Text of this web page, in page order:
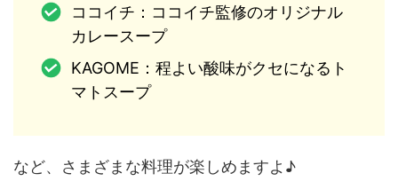
ココイチ：ココイチ監修のオリジナル
カレースープ
KAGOME：程よい酸味がクセになるト
マトスープ
など、さまざまな料理が楽しめますよ♪